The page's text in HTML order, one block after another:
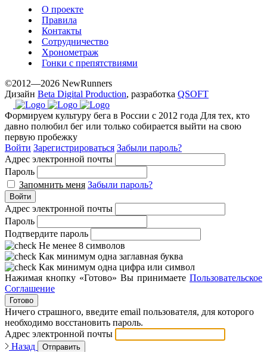
О проекте
Правила
Контакты
Сотрудничество
Хронометраж
Гонки с препятствиями
©2012—2026 NewRunners
Дизайн Beta Digital Production, разработка QSOFT
Формируем культуру бега в России с 2012 года Для тех, кто
давно полюбил бег или только собирается выйти на свою
первую пробежку
Войти Зарегистрироваться Забыли пароль?
Адрес электронной почты
Пароль
Запомнить меня Забыли пароль?
Войти
Адрес электронной почты
Пароль
Подтвердите пароль
Не менее 8 символов
Как минимум одна заглавная буква
Как минимум одна цифра или символ
Нажимая кнопку «Готово» Вы принимаете Пользовательское
Соглашение
Готово
Ничего страшного, введите email пользователя, для которого
необходимо восстановить пароль.
Адрес электронной почты
Назад
Отправить